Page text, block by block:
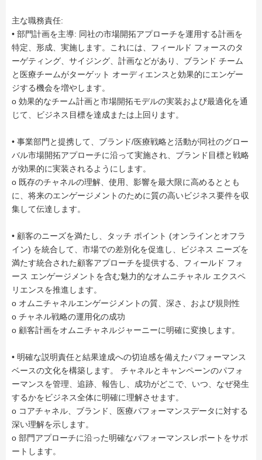
主な職務責任:
• 部門計画を主導: 同社の市場開拓アプローチを運用する計画を
特定、形成、実施します。これには、フィールド フォースのタ
ーゲティング、サイジング、計画などがあり、ブランド チーム
と医療チームがターゲット オーディエンスと効果的にエンゲー
ジする機会を増やします。
o 効果的なチーム計画と市場開拓モデルの実装および最適化を通
じて、ビジネス目標を達成または上回ります。
• 事業部門と提携して、ブランド/医療戦略と活動が同社のグロー
バル市場開拓アプローチに沿って実施され、ブランド目標と戦略
が効果的に実装されるようにします。
o 既存のチャネルの理解、使用、影響を最大限に高めるととも
に、将来のエンゲージメントのために質の高いビジネス要件を収
集して伝達します。
• 顧客のニーズを満たし、タッチ ポイント (オンラインとオフラ
イン) を統合して、市場での差別化を促進し、ビジネス ニーズを
満たす統合された顧客アプローチを提供する、フィールド フォ
ース エンゲージメントを含む魅力的なオムニチャネル エクスペ
リエンスを推進します。
o オムニチャネルエンゲージメントの質、深さ、および規則性
o チャネル戦略の運用化の成功
o 顧客計画をオムニチャネルジャーニーに明確に変換します。
• 明確な説明責任と結果達成への切迫感を備えたパフォーマンス
ベースの文化を構築します。 チャネルとキャンペーンのパフォ
ーマンスを管理、追跡、報告し、成功がどこで、いつ、なぜ発生
するかをビジネス全体に明確に理解させます。
o コアチャネル、ブランド、医療パフォーマンスデータに対する
深い理解を示します。
o 部門アプローチに沿った明確なパフォーマンスレポートをサポ
ートします。